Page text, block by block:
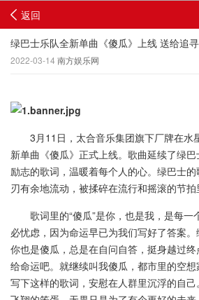
返回
绿巴士乐队全新单曲《傻瓜》上线 送给追
2022-03-14 南方娱乐网
3月11日，太合音乐集团旗下厂牌在水
新单曲《傻瓜》正式上线。歌曲延续了绿
励志的歌词，温暖着每个人的心。绿巴士
刃有余地流动，被揉碎在流行和摇滚的节拍
歌词里的“傻瓜”是你，也是我，是每一
必忧虑，因为命运早已为我们写好了答案
你也是傻瓜，总是在自问自答，挺身越过
给命运吧。就继续叫我傻瓜，都市里的空
写下这样的歌词，安慰在人群里沉浮的自